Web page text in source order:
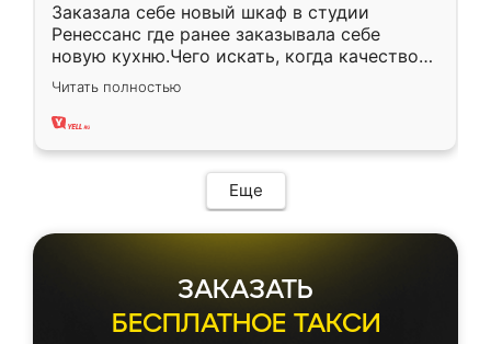
Заказала себе новый шкаф в студии
Ренессанс где ранее заказывала себе
новую кухню.Чего искать, когда качеством
вполне довольна. Служит кухня уже почти
два года, нареканий нет.
Читать полностью
Еще
ЗАКАЗАТЬ
БЕСПЛАТНОЕ ТАКСИ